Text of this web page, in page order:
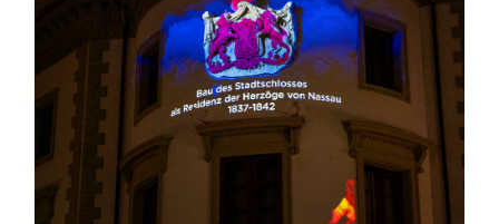
Themen und Termine
Gewinnspiele